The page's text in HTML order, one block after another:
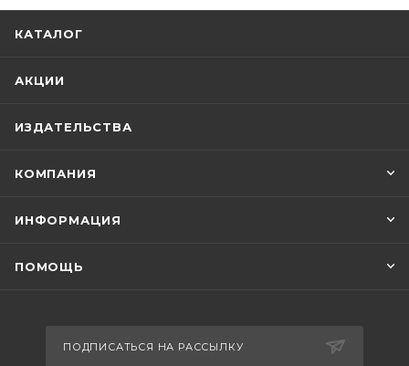
КАТАЛОГ
АКЦИИ
ИЗДАТЕЛЬСТВА
КОМПАНИЯ
ИНФОРМАЦИЯ
ПОМОЩЬ
ПОДПИСАТЬСЯ НА РАССЫЛКУ